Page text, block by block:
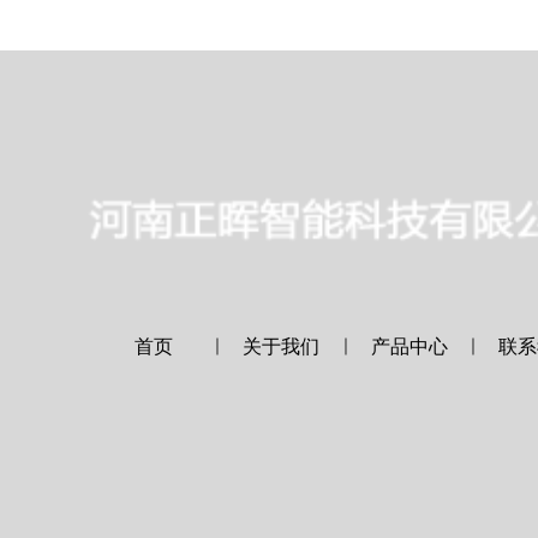
首页 ｜ 关于我们 ｜ 产品中心 ｜ 联